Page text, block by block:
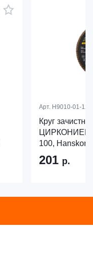
Арт. H9010-01-
Круг
100,
201 р.